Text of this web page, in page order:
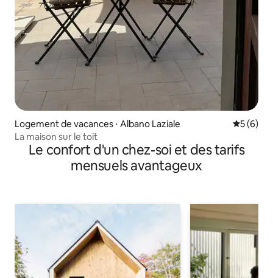
Logement de vacances ⋅ Albano Laziale
5 (6)
La maison sur le toit
Le confort d'un chez-soi et des tarifs
mensuels avantageux